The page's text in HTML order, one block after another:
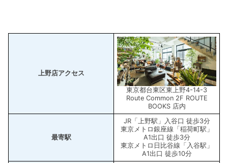
上野店アクセス
東京都台東区東上野4-14-3
Route Common 2F ROUTE
BOOKS 店内
最寄駅
JR「上野駅」入谷口 徒歩3分
東京メトロ銀座線「稲荷町駅」
A1出口 徒歩3分
東京メトロ日比谷線「入谷駅」
A1出口 徒歩10分